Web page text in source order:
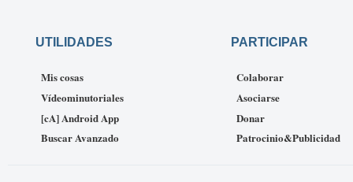
UTILIDADES
Mis cosas
Vídeominutoriales
[cA] Android App
Buscar Avanzado
PARTICIPAR
Colaborar
Asociarse
Donar
Patrocinio&Publicidad